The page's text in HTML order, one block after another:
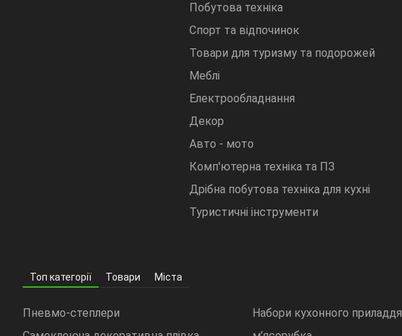
Побутова техніка
Спорт та відпочинок
Товари для туризму та подорожей
Меблі
Електрообладнання
Декор
Авто - мото
Комп'ютерна техніка та ПЗ
Дрібна побутова техніка для кухні
Туристичні інструменти
Топ категорії Товари Міста
Пневмо-степлери
Набори кухонного приладдя